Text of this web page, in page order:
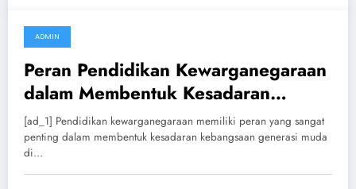
September 16, 2024
ADMIN
Peran Pendidikan Kewarganegaraan
dalam Membentuk Kesadaran
Kebangsaan
[ad_1] Pendidikan kewarganegaraan memiliki peran yang sangat
penting dalam membentuk kesadaran kebangsaan generasi muda
di…